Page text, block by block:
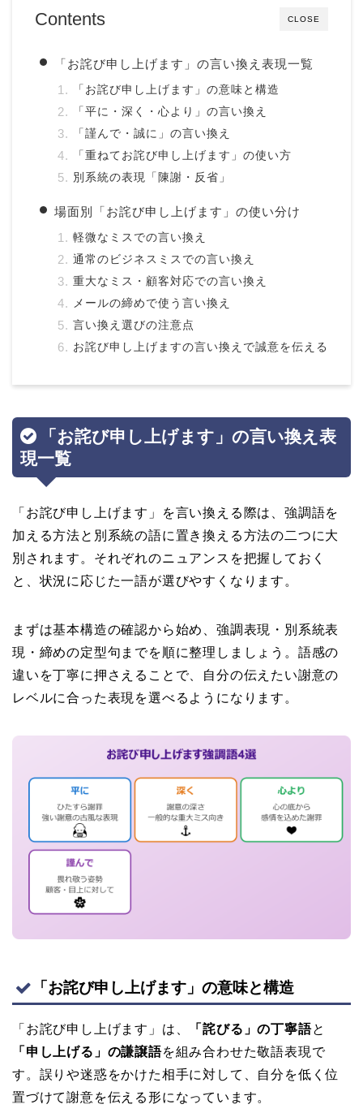
CLOSE
Contents
「お詫び申し上げます」の言い換え表現一覧
「お詫び申し上げます」の意味と構造
「平に・深く・心より」の言い換え
「謹んで・誠に」の言い換え
「重ねてお詫び申し上げます」の使い方
別系統の表現「陳謝・反省」
場面別「お詫び申し上げます」の使い分け
軽微なミスでの言い換え
通常のビジネスミスでの言い換え
重大なミス・顧客対応での言い換え
メールの締めで使う言い換え
言い換え選びの注意点
お詫び申し上げますの言い換えで誠意を伝える
「お詫び申し上げます」の言い換え表
現一覧
「お詫び申し上げます」を言い換える際は、強調語を
加える方法と別系統の語に置き換える方法の二つに大
別されます。それぞれのニュアンスを把握しておく
と、状況に応じた一語が選びやすくなります。
まずは基本構造の確認から始め、強調表現・別系統表
現・締めの定型句までを順に整理しましょう。語感の
違いを丁寧に押さえることで、自分の伝えたい謝意の
レベルに合った表現を選べるようになります。
「お詫び申し上げます」の意味と構造
「お詫び申し上げます」は、 「詫びる」の丁寧語と
「申し上げる」の謙譲語を組み合わせた敬語表現で
す。誤りや迷惑をかけた相手に対して、自分を低く位
置づけて謝意を伝える形になっています。